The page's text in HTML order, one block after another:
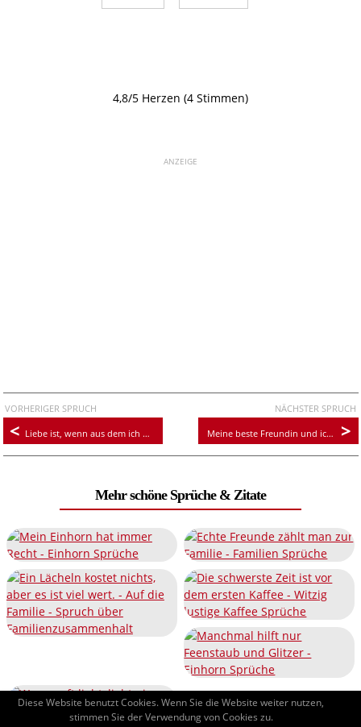
4,8/5 Herzen (4 Stimmen)
ANZEIGE
VORHERIGER SPRUCH
Liebe ist, wenn aus dem ich und du ein wir entsteht
NÄCHSTER SPRUCH
Meine beste Freundin und ich gehören zusammen wie Einhorn und Glitzerstaub!
Mehr schöne Sprüche & Zitate
Diese Website benutzt Cookies. Wenn Sie die Website weiter nutzen,
stimmen Sie der Verwendung von Cookies zu.